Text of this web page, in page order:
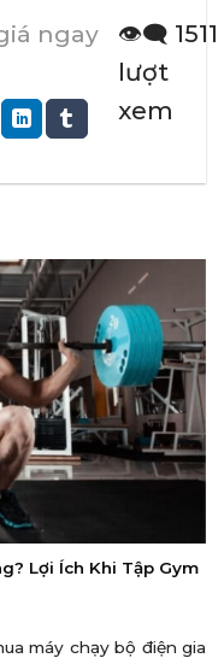
ngay
👁️‍🗨️ 1511
lượt
xem
Lợi Ích Khi Tập Gym
máy chạy bộ điện gia